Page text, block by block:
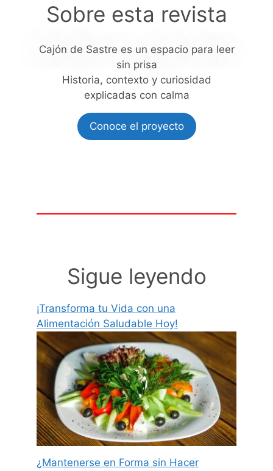
Sobre esta revista
Cajón de Sastre es un espacio para leer
sin prisa
Historia, contexto y curiosidad
explicadas con calma
Conoce el proyecto
Sigue leyendo
¡Transforma tu Vida con una
Alimentación Saludable Hoy!
¿Mantenerse en Forma sin Hacer